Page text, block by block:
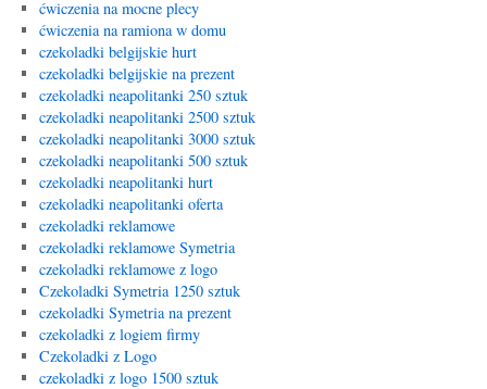
ćwiczenia na mocne plecy
ćwiczenia na ramiona w domu
czekoladki belgijskie hurt
czekoladki belgijskie na prezent
czekoladki neapolitanki 250 sztuk
czekoladki neapolitanki 2500 sztuk
czekoladki neapolitanki 3000 sztuk
czekoladki neapolitanki 500 sztuk
czekoladki neapolitanki hurt
czekoladki neapolitanki oferta
czekoladki reklamowe
czekoladki reklamowe Symetria
czekoladki reklamowe z logo
Czekoladki Symetria 1250 sztuk
czekoladki Symetria na prezent
czekoladki z logiem firmy
Czekoladki z Logo
czekoladki z logo 1500 sztuk